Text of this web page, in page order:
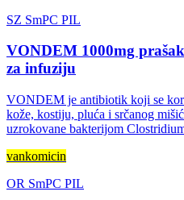
SZ SmPC PIL
VONDEM 1000mg
za infuziju
VONDEM je antibiotik koji se
kože, kostiju, pluća i srčanog
uzrokovane bakterijom
vankomicin
OR SmPC PIL